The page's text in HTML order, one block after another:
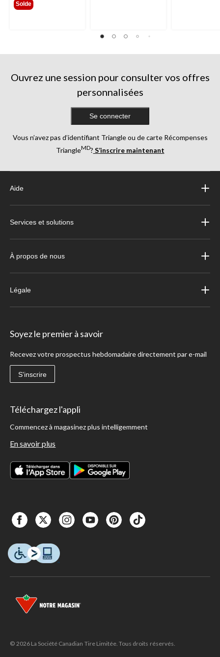
Solde
Ouvrez une session pour consulter vos offres
personnalisées
Se connecter
Vous n’avez pas d’identifiant Triangle ou de carte Récompenses
TriangleMD? S’inscrire maintenant
Aide
Services et solutions
À propos de nous
Légale
Soyez le premier à savoir
Recevez votre prospectus hebdomadaire directement par e-mail
S'inscrire
Téléchargez l'appli
Commencez à magasinez plus intelligemment
En savoir plus
© 2026 La Société Canadian Tire Limitée. Tous droits réservés.